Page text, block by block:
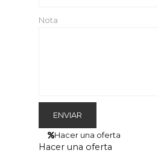
Nota
Hacer una oferta
Hacer una oferta